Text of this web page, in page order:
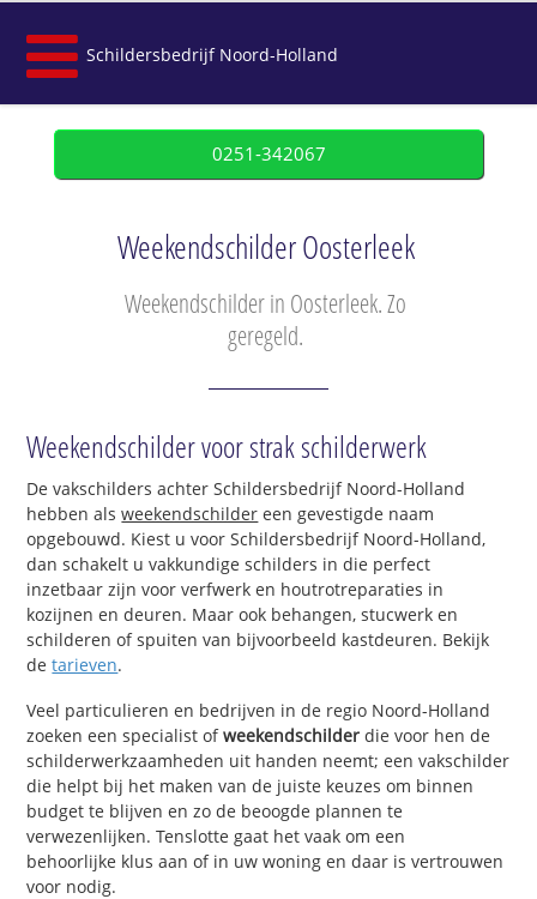
Schildersbedrijf Noord-Holland
0251-342067
Weekendschilder Oosterleek
Weekendschilder in Oosterleek. Zo
geregeld.
Weekendschilder voor strak schilderwerk
De vakschilders achter Schildersbedrijf Noord-Holland
hebben alsweekendschilder een gevestigde naam
opgebouwd. Kiest u voor Schildersbedrijf Noord-Holland,
dan schakelt u vakkundige schilders in die perfect
inzetbaar zijn voor verfwerk en houtrotreparaties in
kozijnen en deuren. Maar ook behangen, stucwerk en
schilderen of spuiten van bijvoorbeeld kastdeuren. Bekijk
detarieven.
Veel particulieren en bedrijven in de regio Noord-Holland
zoeken een specialist ofweekendschilder die voor hen de
schilderwerkzaamheden uit handen neemt; een vakschilder
die helpt bij het maken van de juiste keuzes om binnen
budget te blijven en zo de beoogde plannen te
verwezenlijken. Tenslotte gaat het vaak om een
behoorlijke klus aan of in uw woning en daar is vertrouwen
voor nodig.